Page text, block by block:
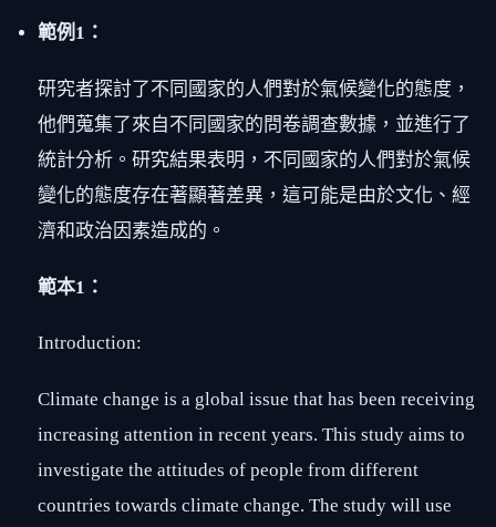
範例1：
研究者探討了不同國家的人們對於氣候變化的態度，
他們蒐集了來自不同國家的問卷調查數據，並進行了
統計分析。研究結果表明，不同國家的人們對於氣候
變化的態度存在著顯著差異，這可能是由於文化、經
濟和政治因素造成的。
範本1：
Introduction:
Climate change is a global issue that has been receiving
increasing attention in recent years. This study aims to
investigate the attitudes of people from different
countries towards climate change. The study will use